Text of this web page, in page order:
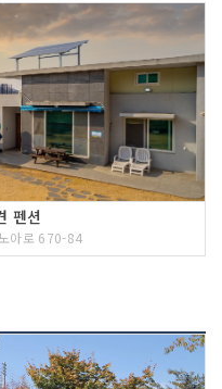
펜션
아로 670-84